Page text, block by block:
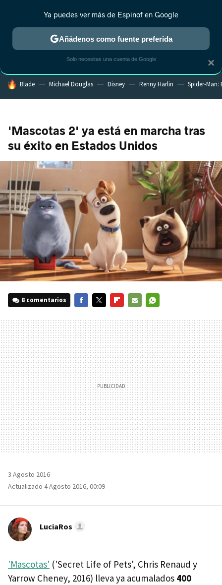
MENÚ NUEVO
ESTRENOS REALITY ANIME RANKINGS CINE
HOY SE HABLA DE
Blade Michael Douglas Disney Renny Harlin Spider-Man:
'Mascotas 2' ya está en marcha tras
su éxito en Estados Unidos
8 comentarios
MAIL
3 Agosto 2016
Actualizado 4 Agosto 2016, 00:09
LuciaRos
'Mascotas' ('Secret Life of Pets', Chris Renaud y
Yarrow Cheney, 2016) lleva ya acumalados 400
×
Ya puedes ver más de Espinof en Google
Añádenos como fuente preferida
Solo necesitas una cuenta de Google